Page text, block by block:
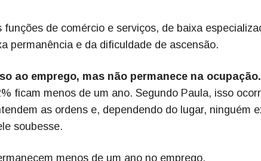
de comércio e serviços, de baixa
permanência e da dificuldade de ascensão.
ao emprego, mas não permanece na ocupação.
ficam menos de um ano. Segundo Paula, isso
as ordens e, dependendo do lugar, ninguém
soubesse.
menos de um ano no emprego.